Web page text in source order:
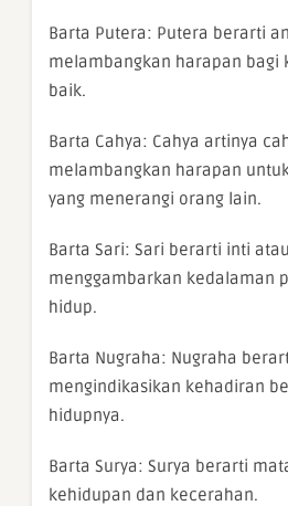
Barta Putera: Putera berarti
melambangkan harapan bagi
baik.
Barta Cahya: Cahya artinya
melambangkan harapan
yang menerangi orang lain.
Barta Sari: Sari berarti inti
menggambarkan kedalaman
hidup.
Barta Nugraha: Nugraha
mengindikasikan kehadiran
hidupnya.
Barta Surya: Surya berarti
kehidupan dan kecerahan.